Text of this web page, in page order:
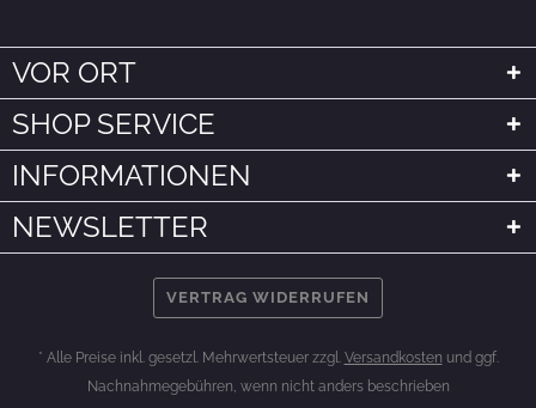
VOR ORT
SHOP SERVICE
INFORMATIONEN
NEWSLETTER
VERTRAG WIDERRUFEN
* Alle Preise inkl. gesetzl. Mehrwertsteuer zzgl. Versandkosten und ggf.
Nachnahmegebühren, wenn nicht anders beschrieben